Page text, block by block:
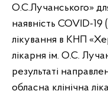
О.С.Лучанського»
наявність COVID-
лікування в КНП
лікарня ім. О.С.
результаті
обласна клінічна